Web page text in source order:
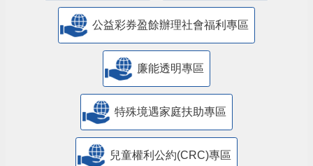
公益彩券盈餘辦理社會福利專區
廉能透明專區
特殊境遇家庭扶助專區
兒童權利公約(CRC)專區